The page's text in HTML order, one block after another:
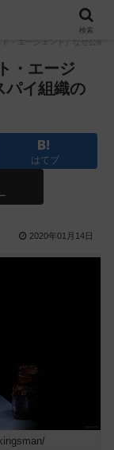
・エージェント』なぜ公開
・エージ
パイ組織の
はてブ
2020年01月14日
検索